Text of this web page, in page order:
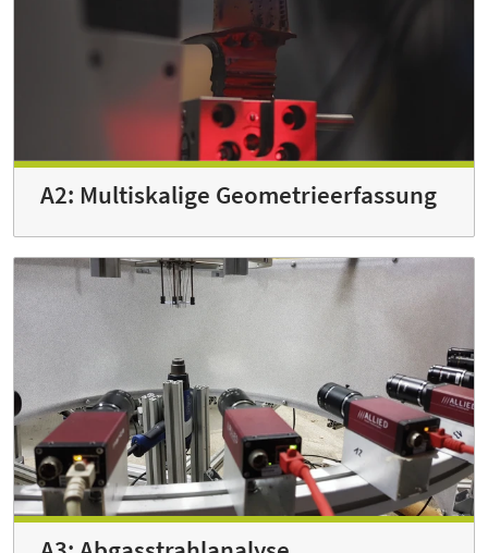
A2: Multiskalige Geometrieerfassung